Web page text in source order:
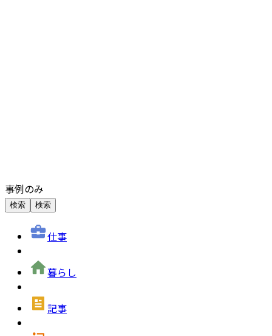
事例のみ
検索 検索
仕事
暮らし
記事